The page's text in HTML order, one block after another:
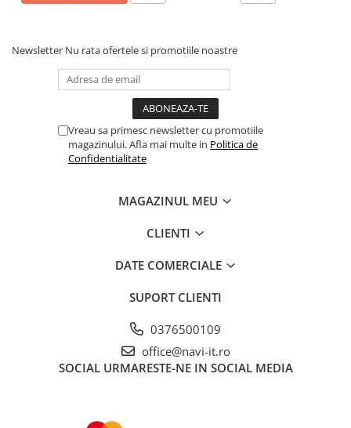
Newsletter Nu rata ofertele si promotiile noastre
Vreau sa primesc newsletter cu promotiile
magazinului. Afla mai multe in Politica de
Confidentialitate
MAGAZINUL MEU
CLIENTI
DATE COMERCIALE
SUPORT CLIENTI
0376500109
office@navi-it.ro
SOCIAL URMARESTE-NE IN SOCIAL MEDIA